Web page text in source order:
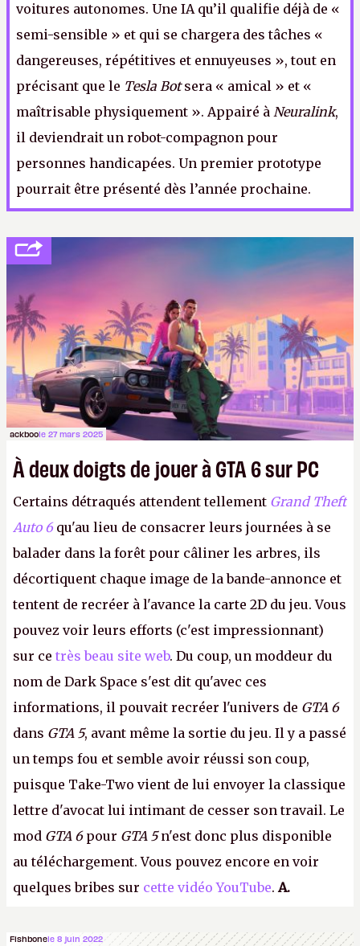
voitures autonomes. Une IA qu’il qualifie déjà de «
semi-sensible » et qui se chargera des tâches «
dangereuses, répétitives et ennuyeuses », tout en
précisant que le Tesla Botsera « amical » et «
maîtrisable physiquement ». Appairé à Neuralink,
il deviendrait un robot-compagnon pour
personnes handicapées. Un premier prototype
pourrait être présenté dès l’année prochaine.
ackboole 27 mars 2025
À deux doigts de jouer à GTA 6 sur PC
Certains détraqués attendent tellement Grand Theft
Auto 6 qu'au lieu de consacrer leurs journées à se
balader dans la forêt pour câliner les arbres, ils
décortiquent chaque image de la bande-annonce et
tentent de recréer à l'avance la carte 2D du jeu. Vous
pouvez voir leurs efforts (c'est impressionnant)
sur ce très beau site web. Du coup, un moddeur du
nom de Dark Space s'est dit qu'avec ces
informations, il pouvait recréer l'univers de GTA 6
dans GTA 5, avant même la sortie du jeu. Il y a passé
un temps fou et semble avoir réussi son coup,
puisque Take-Two vient de lui envoyer la classique
lettre d'avocat lui intimant de cesser son travail. Le
mod GTA 6pour GTA 5n'est donc plus disponible
au téléchargement. Vous pouvez encore en voir
quelques bribes sur cette vidéo YouTube.A.
Fishbonele 8 juin 2022